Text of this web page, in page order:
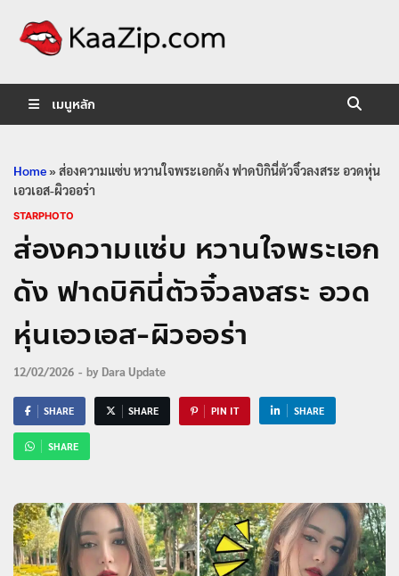
เมนูหลัก
Home»ส่องความแซ่บ หวานใจพระเอกดัง ฟาดบิกินี่ตัวจิ๋วลงสระ อวดหุ่น
เอวเอส-ผิวออร่า
STARPHOTO
ส่องความแซ่บ หวานใจพระเอก
ดัง ฟาดบิกินี่ตัวจิ๋วลงสระ อวด
หุ่นเอวเอส-ผิวออร่า
12/02/2026 - by Dara Update
SHARE SHARE PIN IT SHARE
SHARE